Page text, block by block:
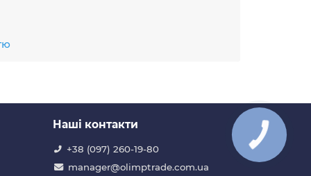
на місці будівництва, що значно
покриттів, включаючи вуличні та
Наші контакти
+38 (097) 260-19-80
manager@olimptrade.com.ua